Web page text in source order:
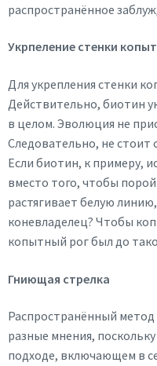
распространённое
Укрпеление стенки
Для укрепления стенки
Действительно, биотин
в целом. Эволюция не
Следовательно, не
Если биотин, к примеру,
вместо того, чтобы
растягивает белую
коневладелец? Чтобы
копытный рог был до
Гниющая стрелка
Распространённый метод
разные мнения,
подходе, включающем в